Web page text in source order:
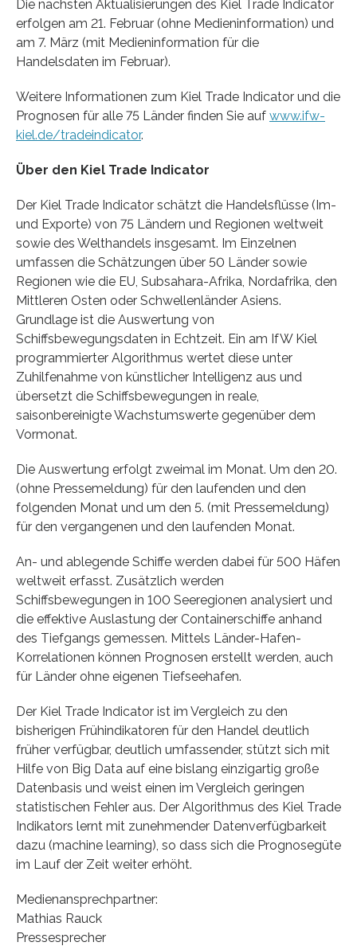
Die nächsten Aktualisierungen des Kiel Trade Indicator
erfolgen am 21. Februar (ohne Medieninformation) und
am 7. März (mit Medieninformation für die
Handelsdaten im Februar).
Weitere Informationen zum Kiel Trade Indicator und die
Prognosen für alle 75 Länder finden Sie auf www.ifw-
kiel.de/tradeindicator.
Über den Kiel Trade Indicator
Der Kiel Trade Indicator schätzt die Handelsflüsse (Im-
und Exporte) von 75 Ländern und Regionen weltweit
sowie des Welthandels insgesamt. Im Einzelnen
umfassen die Schätzungen über 50 Länder sowie
Regionen wie die EU, Subsahara-Afrika, Nordafrika, den
Mittleren Osten oder Schwellenländer Asiens.
Grundlage ist die Auswertung von
Schiffsbewegungsdaten in Echtzeit. Ein am IfW Kiel
programmierter Algorithmus wertet diese unter
Zuhilfenahme von künstlicher Intelligenz aus und
übersetzt die Schiffsbewegungen in reale,
saisonbereinigte Wachstumswerte gegenüber dem
Vormonat.
Die Auswertung erfolgt zweimal im Monat. Um den 20.
(ohne Pressemeldung) für den laufenden und den
folgenden Monat und um den 5. (mit Pressemeldung)
für den vergangenen und den laufenden Monat.
An- und ablegende Schiffe werden dabei für 500 Häfen
weltweit erfasst. Zusätzlich werden
Schiffsbewegungen in 100 Seeregionen analysiert und
die effektive Auslastung der Containerschiffe anhand
des Tiefgangs gemessen. Mittels Länder-Hafen-
Korrelationen können Prognosen erstellt werden, auch
für Länder ohne eigenen Tiefseehafen.
Der Kiel Trade Indicator ist im Vergleich zu den
bisherigen Frühindikatoren für den Handel deutlich
früher verfügbar, deutlich umfassender, stützt sich mit
Hilfe von Big Data auf eine bislang einzigartig große
Datenbasis und weist einen im Vergleich geringen
statistischen Fehler aus. Der Algorithmus des Kiel Trade
Indikators lernt mit zunehmender Datenverfügbarkeit
dazu (machine learning), so dass sich die Prognosegüte
im Lauf der Zeit weiter erhöht.
Medienansprechpartner:
Mathias Rauck
Pressesprecher